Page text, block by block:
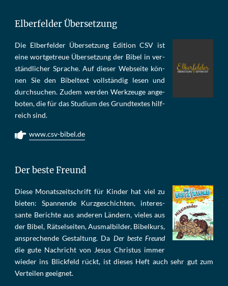
Elberfelder Übersetzung
Die Elber­fel­der Über­set­zung Edi­tion CSV ist
eine wort­ge­treue Über­set­zung der Bi­bel in ver­
ständ­li­cher Spra­che. Auf die­ser Web­sei­te kön­
nen Sie den Bi­bel­text voll­stän­dig le­sen und
durch­su­chen. Zu­dem wer­den Werk­zeu­ge an­ge­
bo­ten, die für das Stu­di­um des Grund­tex­tes hilf­
reich sind.
www.csv-bibel.de
Der beste Freund
Die­se Mo­nats­zeit­schrift für Kin­der hat viel zu
bie­ten: Span­nen­de Kurz­ge­schich­ten, in­te­res­
san­te Be­rich­te aus an­de­ren Län­dern, vie­les aus
der Bi­bel, Rät­sel­sei­ten, Aus­mal­bil­der, Bi­bel­kurs,
an­sprech­ende Ge­stal­tung. Da Der beste Freund
die gu­te Nach­richt von Je­sus Chris­tus im­mer
wie­der ins Blick­feld rückt, ist die­ses Heft auch sehr gut zum
Ver­tei­len ge­eig­net.